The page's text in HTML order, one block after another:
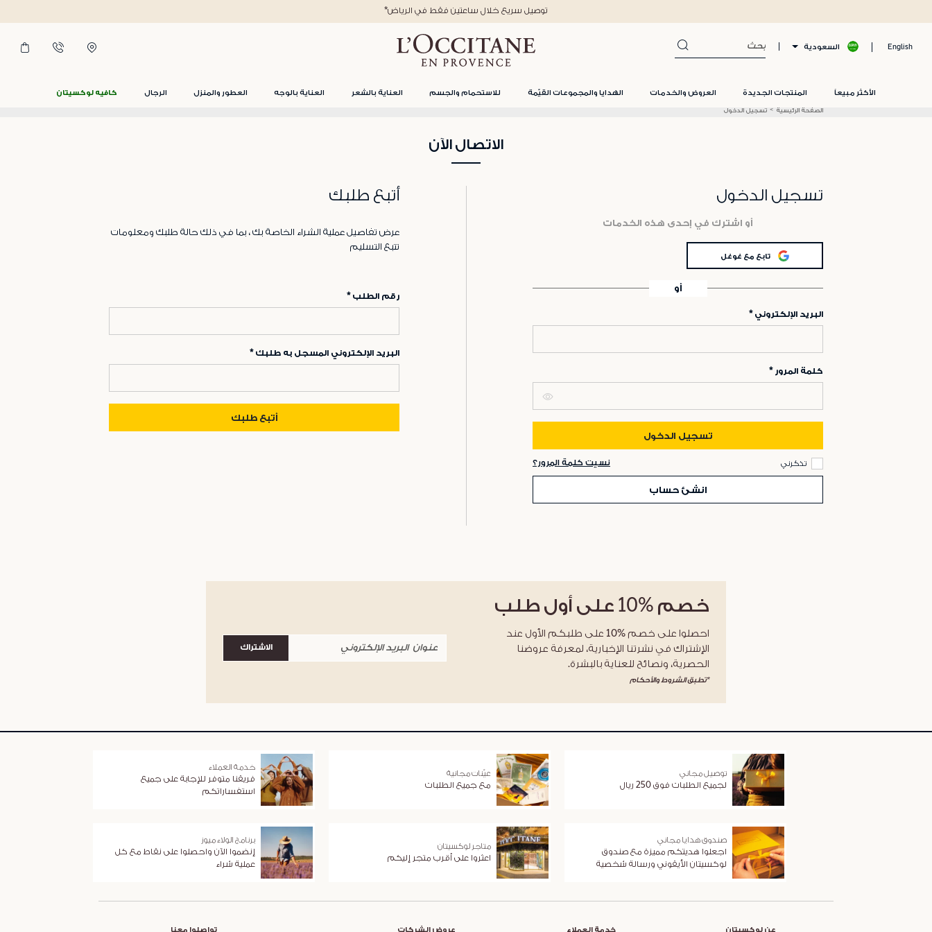
English السعودية
الأكثر مبيعاً المنتجات الجديدة العروض والخدمات الهدايا والمجموعات القيّمة للاستحمام والجسم العناية بالشعر العناية بالوجه العطور والمنزل الرجال كافيه لوكسيتان
*توصيل سريع خلال ساعتين فقط في الرياض
الصفحة الرئيسية تسجيل الدخول
الاتصال الآن
تسجيل الدخول
أو اشترك في إحدى هذه الخدمات
تابع مع غوغل
أو
البريد الإلكتروني
كلمة المرور
تسجيل الدخول
تذكرني نسيت كلمة المرور؟
انشئ حساب
أتبع طلبك
عرض تفاصيل عملية الشراء الخاصة بك ، بما في ذلك حالة طلبك ومعلومات
تتبع التسليم
رقم الطلب
البريد الإلكتروني المسجل به طلبك
أتبع طلبك
خصم %10 على أول طلب
احصلوا على خصم %10 على طلبكم الأول عند
الإشتراك في نشرتنا الإخبارية، لمعرفة عروضنا
الحصرية، ونصائح للعناية بالبشرة.
*تطبق الشروط والأحكام
الاشتراك
توصيل مجاني
لجميع الطلبات فوق 250 ريال
عيّنات مجانية
مع جميع الطلبات
خدمة العملاء
فريقنا متوفر للإجابة على جميع
استفساراتكم
صندوق هدايا مجاني
اجعلوا هديتكم مميزة مع صندوق
لوكسيتان الأيقوني ورسالة شخصية
متاجر لوكسيتان
اعثروا على أقرب متجر إليكم
برنامج الولاء ميوز
إنضموا الآن واحصلوا على نقاط مع كل
عملية شراء
عن لوكسيتان خدمة العملاء عروض الشركات تواصلوا معنا